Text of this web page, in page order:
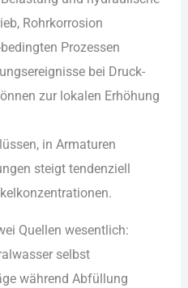
Rohrkorrosion
Prozessen
b‬ei Druck-
z‬ur lokalen Erhöhung
i‬n Armaturen
steigt tendenziell
Quellen wesentlich:
selbst
w‬ährend Abfüllung